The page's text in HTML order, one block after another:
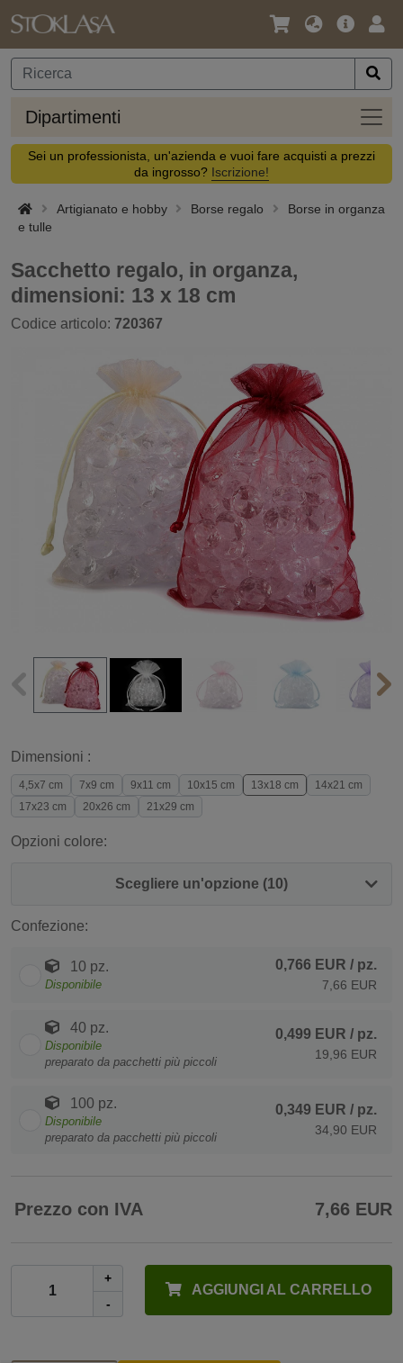
Lingua
Valuta
Offerta
Dipartimenti
Sei un professionista, un'azienda e vuoi fare acquisti a prezzi
da ingrosso? Iscrizione!
Artigianato e hobby Borse regalo
Borse in organza
e tulle
Sacchetto regalo, in organza,
dimensioni: 13 x 18 cm
Codice articolo: 720367
Dimensioni :
4,5x7 cm 7x9 cm 9x11 cm 10x15 cm 13x18 cm
14x21 cm
17x23 cm
20x26 cm 21x29 cm
Opzioni colore:
Scegliere un'opzione (10)
Confezione:
10 pz.
Disponibile
0,766 EUR / pz.
7,66 EUR
40 pz.
Disponibile
preparato da pacchetti più piccoli
0,499 EUR / pz.
19,96 EUR
100 pz.
Disponibile
preparato da pacchetti più piccoli
0,349 EUR / pz.
34,90 EUR
Prezzo con IVA 7,66 EUR
+
-
AGGIUNGI AL CARRELLO